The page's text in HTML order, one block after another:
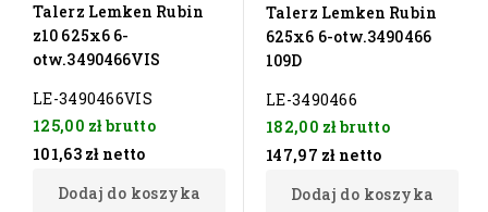
Talerz Lemken Rubin
z10 625x6 6-
otw.3490466VIS
LE-3490466VIS
125,00 złbrutto
101,63 zł netto
Dodaj do koszyka
Talerz Lemken Rubin
625x6 6-otw.3490466
109D
LE-3490466
182,00 złbrutto
147,97 zł netto
Dodaj do koszyka